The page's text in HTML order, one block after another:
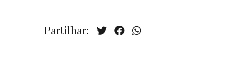
Partilhar: